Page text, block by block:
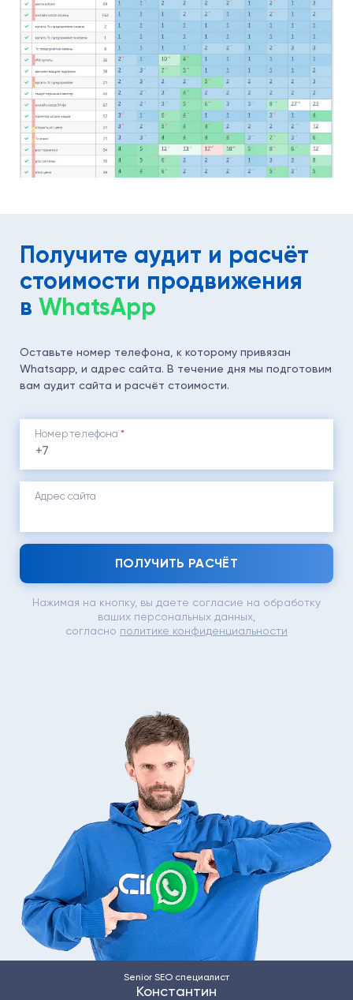
Получите аудит и расчёт
стоимости продвижения
в WhatsApp
Оставьте номер телефона, к которому привязан
Whatsapp, и адрес сайта. В течение дня мы подготовим
вам аудит сайта и расчёт стоимости.
Номер телефона *
Адрес сайта
ПОЛУЧИТЬ РАСЧЁТ
Нажимая на кнопку, вы даете согласие на обработку
ваших персональных данных,
согласно политике конфиденциальности
Senior SEO специалист
Константин